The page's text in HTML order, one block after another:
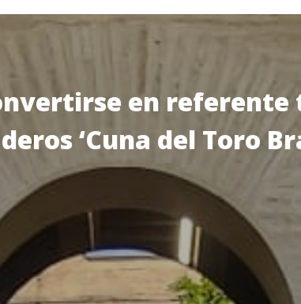
en referente
‘Cuna del Toro